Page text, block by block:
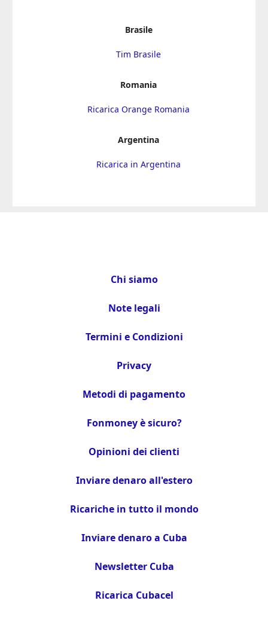
Brasile
Tim Brasile
Romania
Ricarica Orange Romania
Argentina
Ricarica in Argentina
Chi siamo
Note legali
Termini e Condizioni
Privacy
Metodi di pagamento
Fonmoney è sicuro?
Opinioni dei clienti
Inviare denaro all'estero
Ricariche in tutto il mondo
Inviare denaro a Cuba
Newsletter Cuba
Ricarica Cubacel